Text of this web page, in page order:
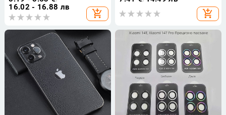
антиотпечатък, огледално
покритие
16.02 - 16.88 лв
add_shopping_cart add_shopping_cart